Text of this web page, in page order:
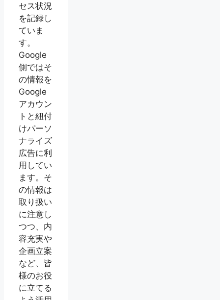
セス状況
を記録し
ていま
す。
Google
側ではそ
の情報を
Google
アカウン
トと紐付
けパーソ
ナライズ
広告に利
用してい
ます。そ
の情報は
取り扱い
に注意し
つつ、内
容充実や
企画立案
など、皆
様のお役
に立てる